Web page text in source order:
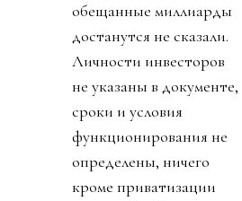
обещанные миллиарды
достанутся не сказали.
Личности инвесторов
не указаны в документе,
сроки и условия
функционирования не
определены, ничего
кроме приватизации